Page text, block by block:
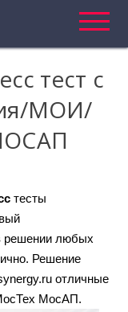
ГЛАВНАЯ
О НАС
тест с
МОИ/
тесты
решении любых
Решение
отличные
МосАП.